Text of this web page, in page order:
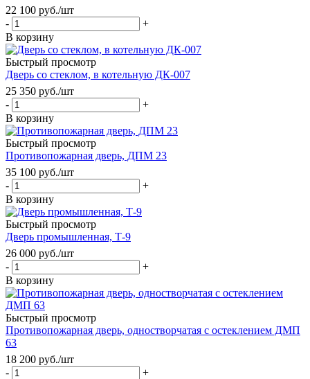
22 100 руб./шт
-
+
В корзину
Быстрый просмотр
Дверь со стеклом, в котельную ДК-007
25 350 руб./шт
-
+
В корзину
Быстрый просмотр
Противопожарная дверь, ДПМ 23
35 100 руб./шт
-
+
В корзину
Быстрый просмотр
Дверь промышленная, Т-9
26 000 руб./шт
-
+
В корзину
Быстрый просмотр
Противопожарная дверь, одностворчатая с остеклением ДМП
63
18 200 руб./шт
-
+